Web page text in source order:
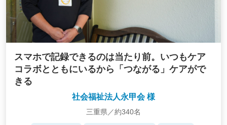
スマホで記録できるのは当たり前。いつもケア
コラボとともにいるから「つながる」ケアがで
きる
社会福祉法人永甲会 様
三重県／約340名